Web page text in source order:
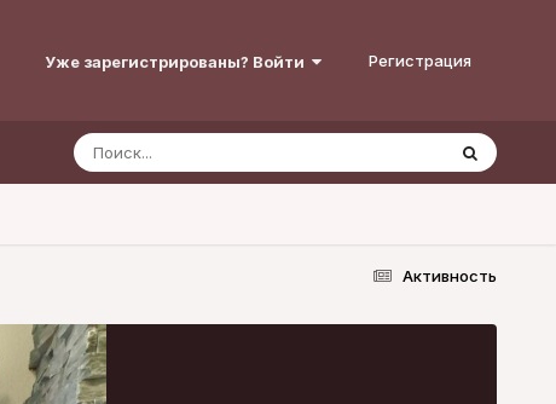
Уже зарегистрированы? Войти Регистрация
Активность